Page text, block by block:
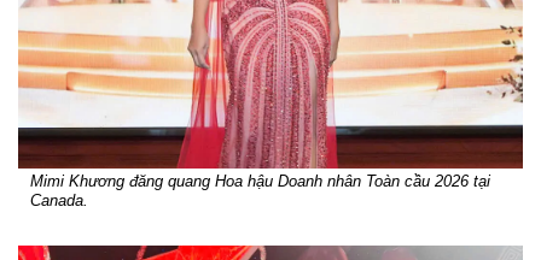
Mimi Khương đăng quang Hoa hậu Doanh nhân Toàn cầu 2026 tại
Canada.